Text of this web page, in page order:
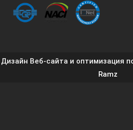
Дизайн Веб-сайта и оптимизация
Ramz